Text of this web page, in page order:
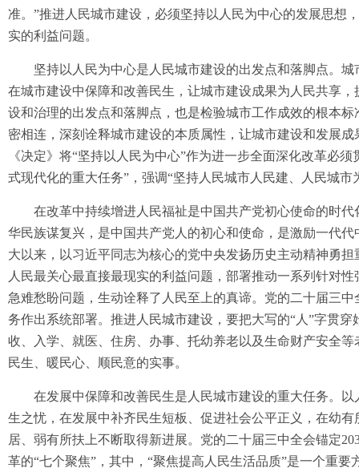
准。”推进人民城市建设，必须坚持以人民为中心的发展思想
实的利益问题。
坚持以人民为中心是人民城市建设的出发点和落脚点。城
在城市建设中保障和改善民生，让城市建设成果为人民共享
设和治理的出发点和落脚点，也是检验城市工作成效的根本
密相连，深刻诠释城市建设的本质属性，让城市建设和发展
《决定》将“坚持以人民为中心”作为进一步全面深化改革必
式现代化的重大任务”，强调“坚持人民城市人民建、人民城
在改革中持续增进人民福祉是中国共产党初心使命的时代
华民族谋复兴，是中国共产党人的初心和使命，是激励一代
大以来，以习近平同志为核心的党中央发扬历史主动精神勇
人民最关心最直接最现实的利益问题，部署推动一系列针对
急难愁盼问题，生动诠释了人民至上的真谛。党的二十届三
务作出系统部署。推进人民城市建设，要把大写的“人”字贯
收、入学、就医、住房、办事、托幼养老以及生命财产安全
民生、暖民心、顺民意的实事。
在发展中保障和改善民生是人民城市建设的重大任务。以
生之忧，在发展中补齐民生短板、促进社会公平正义，在幼
居、弱有所扶上不断取得新进展。党的二十届三中全会锚定
革的“七个聚焦”，其中，“聚焦提高人民生活品质”是一个重